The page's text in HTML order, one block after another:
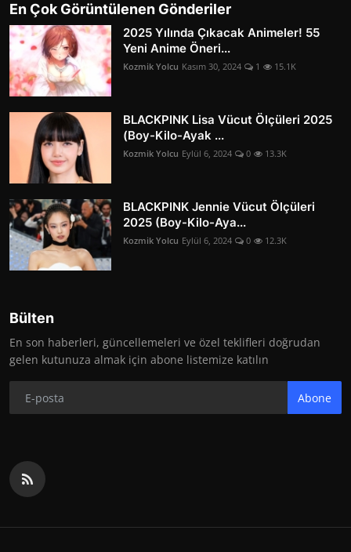
En Çok Görüntülenen Gönderiler
2025 Yılında Çıkacak Animeler! 55
Yeni Anime Öneri...
Kozmik Yolcu Kasım 30, 2024 1 15.1K
BLACKPINK Lisa Vücut Ölçüleri 2025
(Boy-Kilo-Ayak ...
Kozmik Yolcu Eylül 6, 2024 0 13.3K
BLACKPINK Jennie Vücut Ölçüleri
2025 (Boy-Kilo-Aya...
Kozmik Yolcu Eylül 6, 2024 0 12.3K
Bülten
En son haberleri, güncellemeleri ve özel teklifleri doğrudan
gelen kutunuza almak için abone listemize katılın
Abone